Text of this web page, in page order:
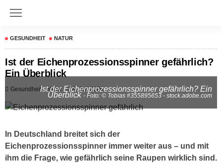
GESUNDHEIT NATUR
Ist der Eichenprozessionsspinner gefährlich?
Ein Überblick
Gesundheit Natur 6. Juli 2026
Ist der Eichenprozessionsspinner gefährlich? Ein
Überblick - Foto: © Tobias #355895653 - stock.adobe.com
In Deutschland breitet sich der
Eichenprozessionsspinner immer weiter aus – und mit
ihm die Frage, wie gefährlich seine Raupen wirklich sind.